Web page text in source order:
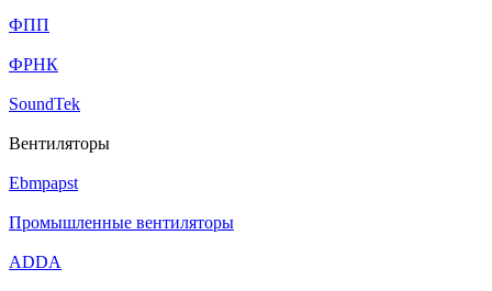
ФПП
ФРНК
SoundTek
Вентиляторы
Ebmpapst
Промышленные вентиляторы
ADDA